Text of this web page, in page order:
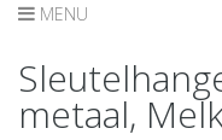
MENU
metaal,